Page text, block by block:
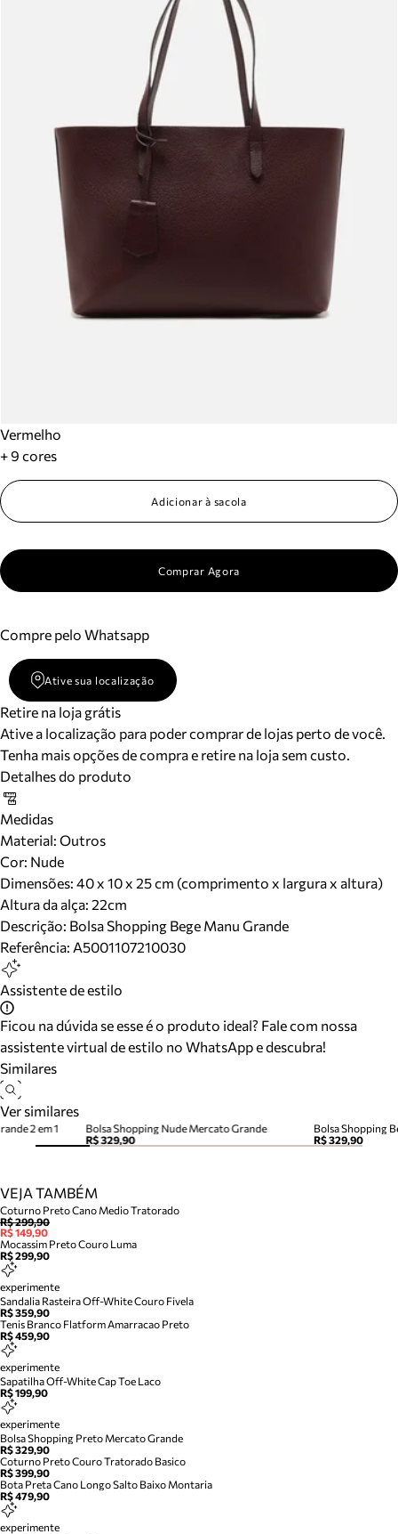
Vermelho
+ 9 cores
Adicionar à sacola
Comprar Agora
Compre pelo Whatsapp
Ative sua localização
Retire na loja grátis
Ative a localização para poder comprar de lojas perto de você.
Tenha mais opções de compra e retire na loja sem custo.
Detalhes do produto
Medidas
Material: Outros
Cor: Nude
Dimensões: 40 x 10 x 25 cm (comprimento x largura x altura)
Altura da alça: 22cm
Descrição: Bolsa Shopping Bege Manu Grande
Referência: A5001107210030
Assistente de estilo
Ficou na dúvida se esse é o produto ideal? Fale com nossa
assistente virtual de estilo no WhatsApp e descubra!
Similares
Ver similares
Bolsa Shopping Nude Mercato Grande
R$ 329,90
Bolsa Shopping
R$ 329,90
2 em 1
VEJA TAMBÉM
Coturno Preto Cano Medio Tratorado
R$ 299,90
R$ 149,90
Mocassim Preto Couro Luma
R$ 299,90
experimente
Sandalia Rasteira Off-White Couro Fivela
R$ 359,90
Tenis Branco Flatform Amarracao Preto
R$ 459,90
experimente
Sapatilha Off-White Cap Toe Laco
R$ 199,90
experimente
Bolsa Shopping Preto Mercato Grande
R$ 329,90
Coturno Preto Couro Tratorado Basico
R$ 399,90
Bota Preta Cano Longo Salto Baixo Montaria
R$ 479,90
experimente